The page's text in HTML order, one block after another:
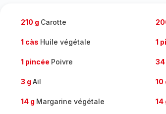
210 g Carotte
1 càs Huile végétale 1
1 pincée Poivre 34
3 g Ail 10
14 g Margarine végétale 14